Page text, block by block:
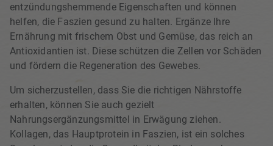
entzündungshemmende Eigenschaften und können
helfen, die Faszien gesund zu halten. Ergänze Ihre
Ernährung mit frischem Obst und Gemüse, das reich an
Antioxidantien ist. Diese schützen die Zellen vor Schäden
und fördern die Regeneration des Gewebes.
Um sicherzustellen, dass Sie die richtigen Nährstoffe
erhalten, können Sie auch gezielt
Nahrungsergänzungsmittel in Erwägung ziehen.
Kollagen, das Hauptprotein in Faszien, ist ein solches